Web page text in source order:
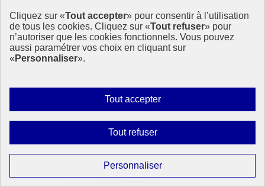
Cliquez sur «Tout accepter» pour consentir à l’utilisation
de tous les cookies. Cliquez sur «Tout refuser» pour
n’autoriser que les cookies fonctionnels. Vous pouvez
aussi paramétrer vos choix en cliquant sur
« Personnaliser».
Tout accepterAutoriser
tous
Tout refuserInterdire
tous
PersonnaliserParamétrer
les
Restez informés